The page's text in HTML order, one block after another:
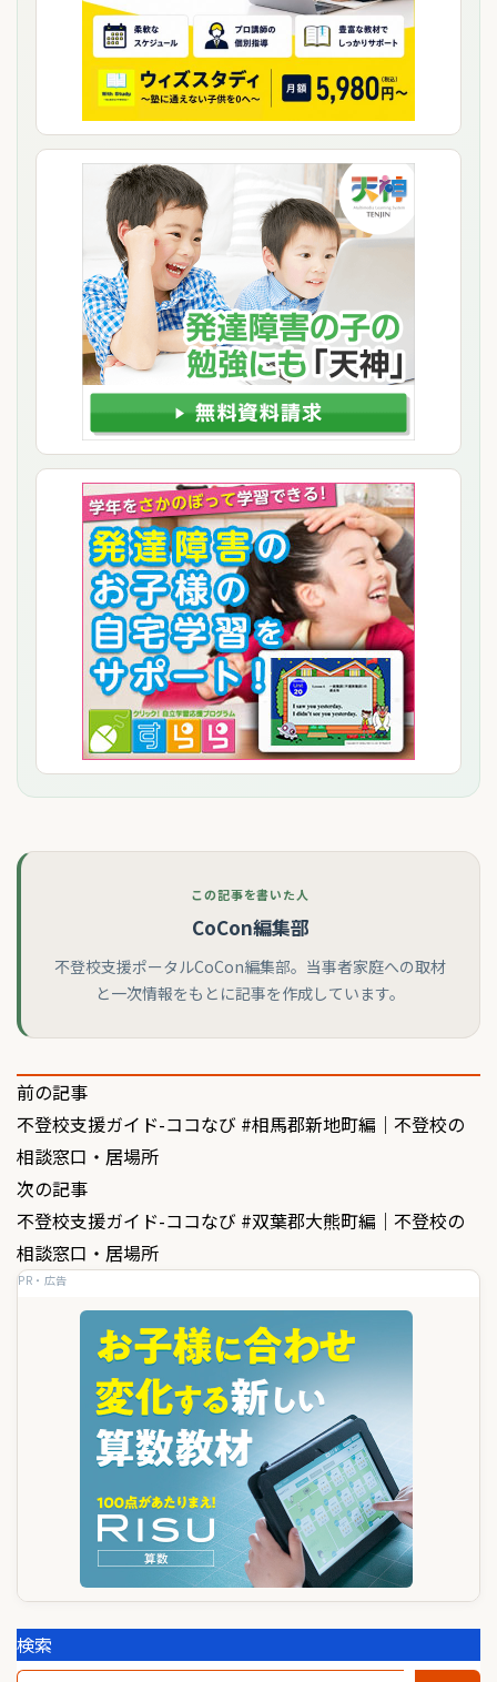
この記事を書いた人
CoCon編集部
不登校支援ポータルCoCon編集部。当事者家庭への取材
と一次情報をもとに記事を作成しています。
投
稿
ナ
ビ
ゲ
前の記事
不登校支援ガイド-ココなび #相馬郡新地町編｜不登校の
相談窓口・居場所
次の記事
不登校支援ガイド-ココなび #双葉郡大熊町編｜不登校の
相談窓口・居場所
PR・広告
検索